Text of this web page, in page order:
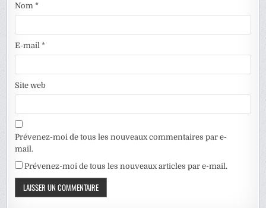
Nom*
E-mail*
Site web
Prévenez-moi de tous les nouveaux commentaires par e-
mail.
Prévenez-moi de tous les nouveaux articles par e-mail.